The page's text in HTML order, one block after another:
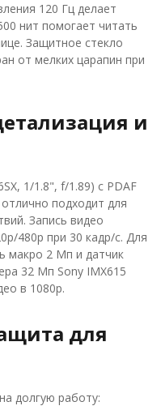
120 Гц делает
нит помогает читать
Защитное стекло
от мелких царапин при
и
1/1.8", f/1.89) с PDAF
подходит для
Запись видео
480p при 30 кадр/с. Для
макро 2 Мп и датчик
32 Мп Sony IMX615
в 1080p.
для
долгую работу: